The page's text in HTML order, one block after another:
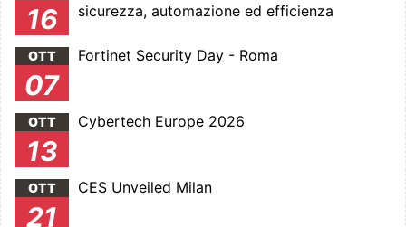
16
sicurezza, automazione ed efficienza
OTT
07
Fortinet Security Day - Roma
OTT
13
Cybertech Europe 2026
OTT
21
CES Unveiled Milan